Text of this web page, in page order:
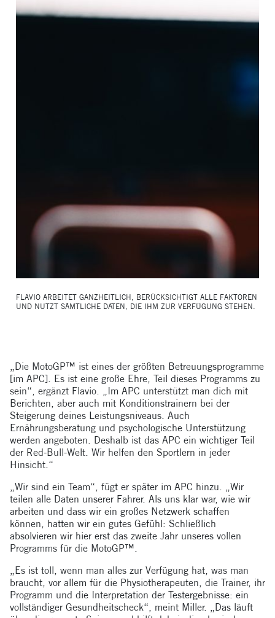
FLAVIO ARBEITET GANZHEITLICH, BERÜCKSICHTIGT ALLE FAKTOREN
UND NUTZT SÄMTLICHE DATEN, DIE IHM ZUR VERFÜGUNG STEHEN.
„Die MotoGP™ ist eines der größten Betreuungsprogramme
[im APC]. Es ist eine große Ehre, Teil dieses Programms zu
sein“, ergänzt Flavio. „Im APC unterstützt man dich mit
Berichten, aber auch mit Konditionstrainern bei der
Steigerung deines Leistungsniveaus. Auch
Ernährungsberatung und psychologische Unterstützung
werden angeboten. Deshalb ist das APC ein wichtiger Teil
der Red-Bull-Welt. Wir helfen den Sportlern in jeder
Hinsicht.“
„Wir sind ein Team“, fügt er später im APC hinzu. „Wir
teilen alle Daten unserer Fahrer. Als uns klar war, wie wir
arbeiten und dass wir ein großes Netzwerk schaffen
können, hatten wir ein gutes Gefühl: Schließlich
absolvieren wir hier erst das zweite Jahr unseres vollen
Programms für die MotoGP™.
„Es ist toll, wenn man alles zur Verfügung hat, was man
braucht, vor allem für die Physiotherapeuten, die Trainer, ihr
Programm und die Interpretation der Testergebnisse: ein
vollständiger Gesundheitscheck“, meint Miller. „Das läuft